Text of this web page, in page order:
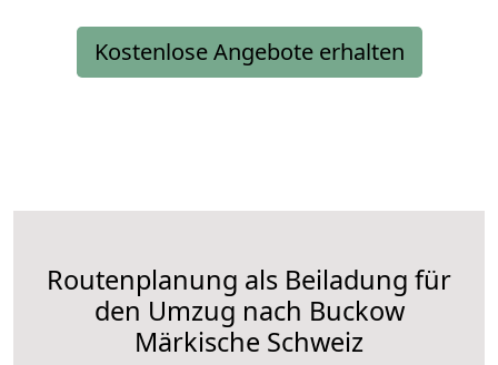
Kostenlose Angebote erhalten
Routenplanung als Beiladung für
den Umzug nach Buckow
Märkische Schweiz